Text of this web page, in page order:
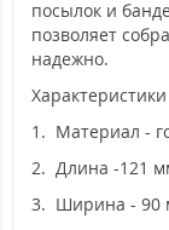
посылок и
позволяет
надежно.
1. Материал -
2. Длина -121
3. Ширина - 90